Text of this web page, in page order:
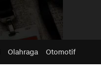
Olahraga Otomotif